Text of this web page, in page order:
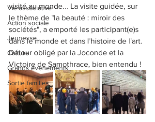
Vie associative
Action sociale
Jeunesse
Culture
Grands événements
Sortie familles
visité au monde... La visite guidée, sur
le thème de "la beauté : miroir des
sociétés", a emporté les participant(e)s
dans le monde et dans l'histoire de l'art.
Détour obligé par la Joconde et la
Victoire de Samothrace, bien entendu !